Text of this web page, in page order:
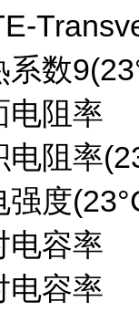
系数
电阻率
电阻率
强度
电容率
电容率